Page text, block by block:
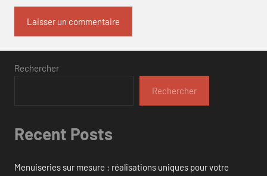
Rechercher
Rechercher
Recent Posts
Menuiseries sur mesure : réalisations uniques pour votre